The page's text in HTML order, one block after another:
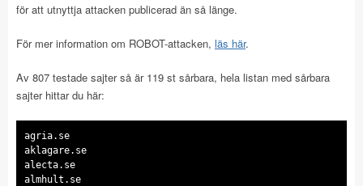
för att utnyttja attacken publicerad än så länge.
För mer information om ROBOT-attacken, läs här.
Av 807 testade sajter så är 119 st sårbara, hela listan med sårbara
sajter hittar du här:
agria.se
aklagare.se
alecta.se
almhult.se